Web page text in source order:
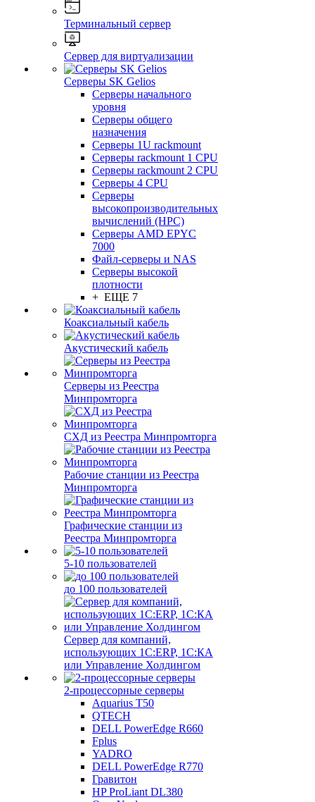
Терминальный сервер
Сервер для виртуализации
Серверы SK Gelios
Серверы начального
уровня
Серверы общего
назначения
Серверы 1U rackmount
Серверы rackmount 1 CPU
Серверы rackmount 2 CPU
Серверы 4 CPU
Серверы
высокопроизводительных
вычислений (HPC)
Серверы AMD EPYC
7000
Файл-серверы и NAS
Серверы высокой
плотности
+ ЕЩЕ 7
Коаксиальный кабель
Акустический кабель
Серверы из Реестра
Минпромторга
СХД из Реестра Минпромторга
Рабочие станции из Реестра
Минпромторга
Графические станции из
Реестра Минпромторга
5-10 пользователей
до 100 пользователей
Сервер для компаний,
использующих 1C:ERP, 1С:КА
или Управление Холдингом
2-процессорные серверы
Aquarius T50
QTECH
DELL PowerEdge R660
Fplus
YADRO
DELL PowerEdge R770
Гравитон
HP ProLiant DL380